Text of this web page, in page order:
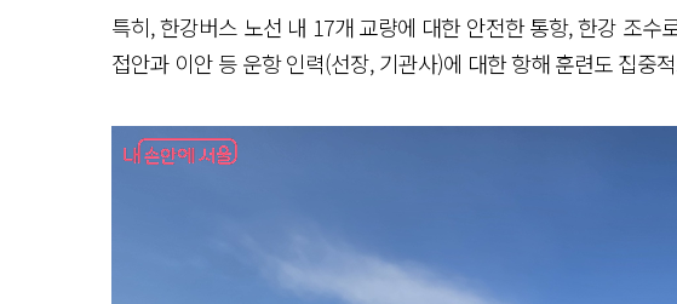
특히, 한강버스 노선 내 17개 교량에 대한 안전한 통항, 한강 조수
접안과 이안 등 운항 인력(선장, 기관사)에 대한 항해 훈련도 집중